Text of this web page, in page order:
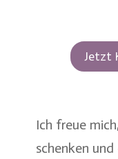
Jetzt
Ich freue
schenken